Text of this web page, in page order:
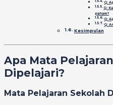
Q:
Q:
paham?
Q:
Q:
Kesimpulan
Apa Mata
Dipelajari?
Mata Pelajaran Sekolah